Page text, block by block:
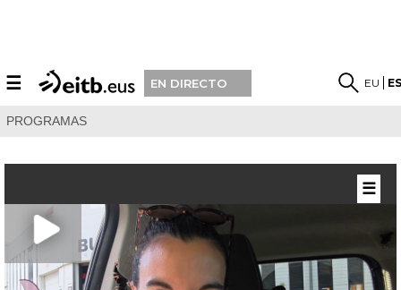
☰ EN DIRECTO EU
PROGRAMAS
☰